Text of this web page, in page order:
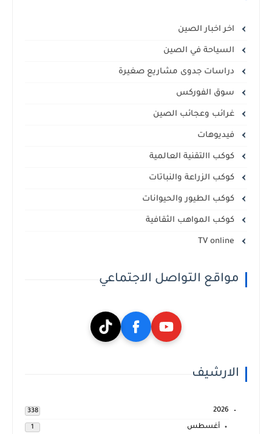
اخر اخبار الصين
السياحة في الصين
دراسات جدوى مشاريع صغيرة
سوق الفوركس
غرائب وعجائب الصين
فيديوهات
كوكب االتقنية العالمية
كوكب الزراعة والنباتات
كوكب الطيور والحيوانات
كوكب المواهب الثقافية
مواقع التواصل الاجتماعي
الارشيف
2026
338
أغسطس 1